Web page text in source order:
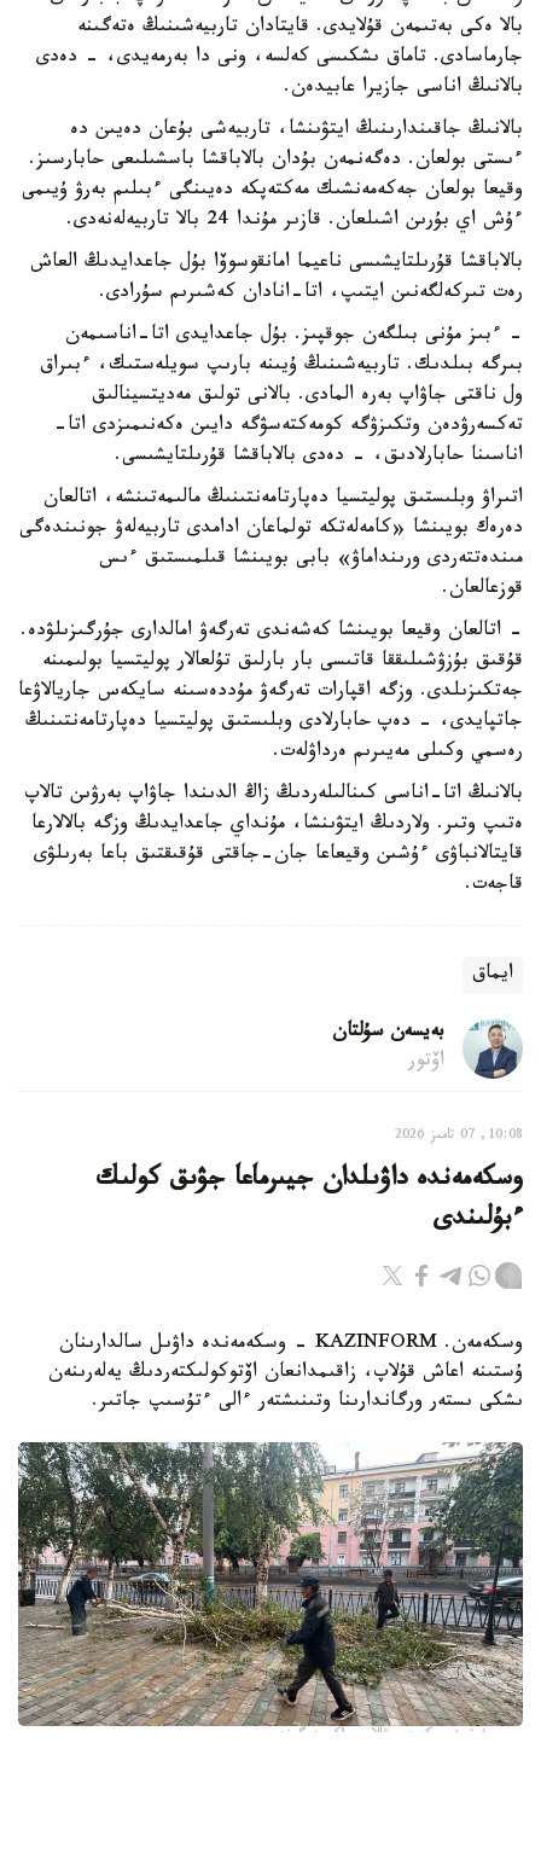
بالا ەكى بەتىمەن قۇلايدى. قايتادان تاربيەشىنىڭ ەتەگىنە
جارماسادى. تاماق ىشكىسى كەلسە، ونى دا بەرمەيدى، - دەدى
بالانىڭ اناسى جازيرا عابيدەن.
بالانىڭ جاقىندارىنىڭ ايتۋىنشا، تاربيەشى بۇعان دەيىن دە
ءىستى بولعان. دەگەنمەن بۇدان بالاباقشا باسشىلىعى حابارسىز.
وقيعا بولعان جەكەمەنشىك مەكتەپكە دەيىنگى ءبىلىم بەرۋ ۇيىمى
ءۇش اي بۇرىن اشىلعان. قازىر مۇندا 24 بالا تاربيەلەنەدى.
بالاباقشا قۇرىلتايشىسى ناعيما امانقوسوۆا بۇل جاعدايدىڭ العاش
رەت تىركەلگەنىن ايتىپ، اتا-انادان كەشىرىم سۇرادى.
- ءبىز مۇنى بىلگەن جوقپىز. بۇل جاعدايدى اتا-اناسىمەن
بىرگە بىلدىك. تاربيەشىنىڭ ۇيىنە بارىپ سويلەستىك، ءبىراق
ول ناقتى جاۋاپ بەرە المادى. بالانى تولىق مەديتسينالىق
تەكسەرۋدەن وتكىزۋگە كومەكتەسۋگە دايىن ەكەنىمىزدى اتا-
اناسىنا حابارلادىق، - دەدى بالاباقشا قۇرىلتايشىسى.
اتىراۋ وبلىستىق پوليتسيا دەپارتامەنتىنىڭ مالىمەتىنشە، اتالعان
دەرەك بويىنشا «كامەلەتكە تولماعان ادامدى تاربيەلەۋ جونىندەگى
مىندەتتەردى ورىنداماۋ» بابى بويىنشا قىلمىستىق ءىس
قوزعالعان.
- اتالعان وقيعا بويىنشا كەشەندى تەرگەۋ امالدارى جۇرگىزىلۋدە.
قۇقىق بۇزۋشىلىققا قاتىسى بار بارلىق تۇلعالار پوليتسيا بولىمىنە
جەتكىزىلدى. وزگە اقپارات تەرگەۋ مۇددەسىنە سايكەس جاريالاۋعا
جاتپايدى، - دەپ حابارلادى وبلىستىق پوليتسيا دەپارتامەنتىنىڭ
رەسمي وكىلى مەيىرىم ەرداۋلەت.
بالانىڭ اتا-اناسى كىنالىلەردىڭ زاڭ الدىندا جاۋاپ بەرۋىن تالاپ
ەتىپ وتىر. ولاردىڭ ايتۋىنشا، مۇنداي جاعدايدىڭ وزگە بالالارعا
قايتالانباۋى ءۇشىن وقيعاعا جان-جاقتى قۇقىقتىق باعا بەرىلۋى
قاجەت.
ايماق
بەيسەن سۇلتان
اۆتور
10:08, 07 تامىز 2026
وسكەمەندە داۋىلدان جيىرماعا جۋىق كولىك
ءبۇلىندى
وسكەمەن. KAZINFORM - وسكەمەندە داۋىل سالدارىنان
ۇستىنە اعاش قۇلاپ، زاقىمدانعان اۆتوكولىكتەردىڭ يەلەرىنەن
ىشكى ىستەر ورگاندارىنا وتىنىشتەر ءالى ءتۇسىپ جاتىر.
فوتو: وسكەمەن قالاسى اكىمدىگىنەن